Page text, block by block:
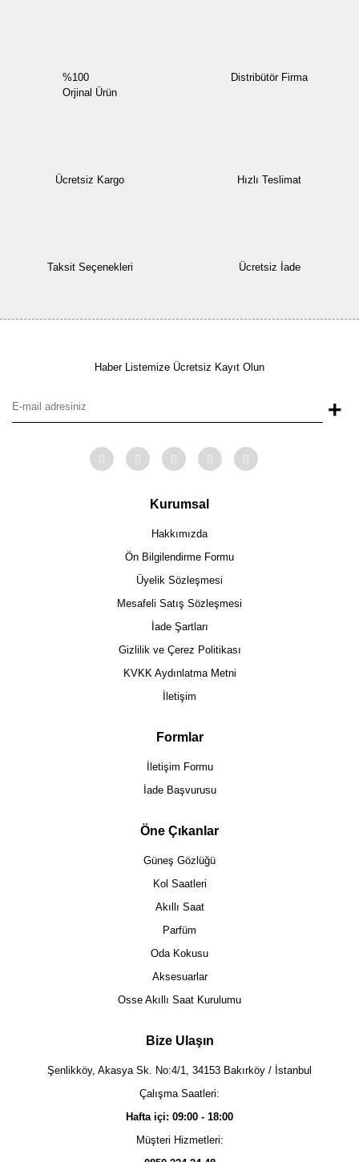
%100
Orjinal Ürün
Distribütör Firma
Ücretsiz Kargo Hızlı Teslimat
Taksit Seçenekleri Ücretsiz İade
Haber Listemize Ücretsiz Kayıt Olun
+
Kurumsal
Hakkımızda
Ön Bilgilendirme Formu
Üyelik Sözleşmesi
Mesafeli Satış Sözleşmesi
İade Şartları
Gizlilik ve Çerez Politikası
KVKK Aydınlatma Metni
İletişim
Formlar
İletişim Formu
İade Başvurusu
Öne Çıkanlar
Güneş Gözlüğü
Kol Saatleri
Akıllı Saat
Parfüm
Oda Kokusu
Aksesuarlar
Osse Akıllı Saat Kurulumu
Bize Ulaşın
Şenlikköy, Akasya Sk. No:4/1, 34153 Bakırköy / İstanbul
Çalışma Saatleri:
Hafta içi: 09:00 - 18:00
Müşteri Hizmetleri: